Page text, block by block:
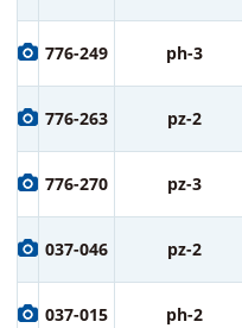
776-249 ph-3
776-263 pz-2
776-270 pz-3
037-046 pz-2
037-015 ph-2